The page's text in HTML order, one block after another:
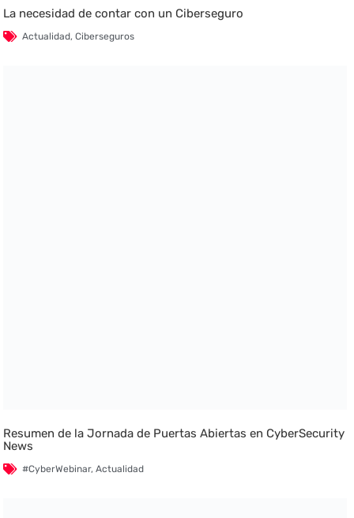
La necesidad de contar con un Ciberseguro
Actualidad,Ciberseguros
Resumen de la Jornada de Puertas Abiertas en CyberSecurity
News
#CyberWebinar,Actualidad